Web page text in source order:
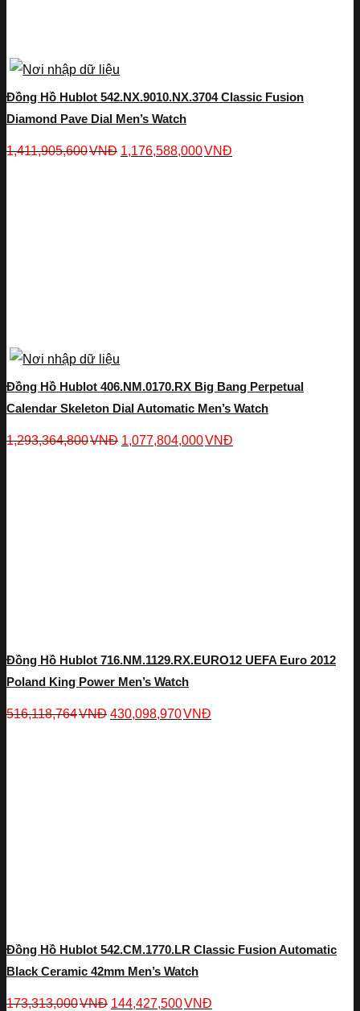
Đồng Hồ Hublot 542.NX.9010.NX.3704 Classic Fusion
Diamond Pave Dial Men’s Watch
1,411,905,600VNĐ 1,176,588,000VNĐ
Đồng Hồ Hublot 406.NM.0170.RX Big Bang Perpetual
Calendar Skeleton Dial Automatic Men’s Watch
1,293,364,800VNĐ 1,077,804,000VNĐ
Đồng Hồ Hublot 716.NM.1129.RX.EURO12 UEFA Euro 2012
Poland King Power Men’s Watch
516,118,764VNĐ 430,098,970VNĐ
Đồng Hồ Hublot 542.CM.1770.LR Classic Fusion Automatic
Black Ceramic 42mm Men’s Watch
173,313,000VNĐ 144,427,500VNĐ